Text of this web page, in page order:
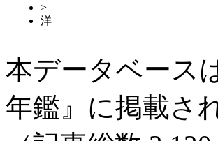
>
洋
本データベース
年鑑』に掲載さ